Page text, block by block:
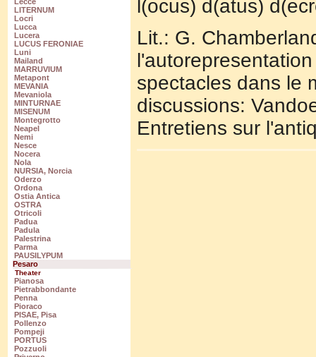
LITERNUM
Locri
Lucca
Lucera
LUCUS FERONIAE
Luni
Mailand
MARRUVIUM
Metapont
MEVANIA
Mevaniola
MINTURNAE
MISENUM
Montegrotto
Neapel
Nemi
Nesce
Nocera
Nola
NURSIA, Norcia
Oderzo
Ordona
Ostia Antica
OSTRA
Otricoli
Padua
Padula
Palestrina
Parma
PAUSILYPUM
Pesaro
Theater
Pianosa
Pietrabbondante
Penna
Pioraco
PISAE, Pisa
Pollenzo
Pompeji
PORTUS
Pozzuoli
l(ocus) d(atus)
Lit.: G.
spectacles dans le
discussions:
Entretiens sur